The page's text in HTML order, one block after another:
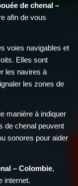
de chenal –
afin de vous
voies navigables et
Elles sont
les navires à
les zones de
manière à indiquer
de chenal peuvent
sonores pour aider
– Colombie,
internet.